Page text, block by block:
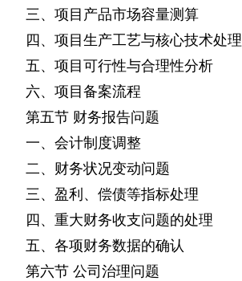
三、项目产品市场容量测算
四、项目生产工艺与核心技术处理
五、项目可行性与合理性分析
六、项目备案流程
第五节 财务报告问题
一、会计制度调整
二、财务状况变动问题
三、盈利、偿债等指标处理
四、重大财务收支问题的处理
五、各项财务数据的确认
第六节 公司治理问题